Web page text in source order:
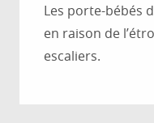
Les porte-bébés
en raison de
escaliers.